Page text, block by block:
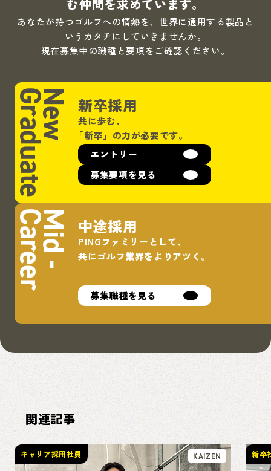
む仲間を求めています。
あなたが持つゴルフへの情熱を、世界に通用する製品と
いうカタチにしていきませんか。
現在募集中の職種と要項をご確認ください。
New
Graduate 新卒採用
共に歩む、
「新卒」 の力が必要です。
エントリー
募集要項を見る
Mid -
Career 中途採用
PINGファミリーとして、
共にゴルフ業界をよりアツく。
募集職種を見る
関連記事
キャリア採用社員 KAIZEN 新卒